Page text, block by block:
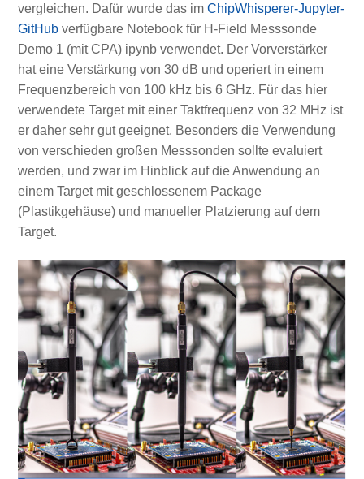
vergleichen. Dafür wurde das im ChipWhisperer-Jupyter-
GitHubverfügbare Notebook für H-Field Messsonde
Demo 1 (mit CPA) ipynb verwendet. Der Vorverstärker
hat eine Verstärkung von 30 dB und operiert in einem
Frequenzbereich von 100 kHz bis 6 GHz. Für das hier
verwendete Target mit einer Taktfrequenz von 32 MHz ist
er daher sehr gut geeignet. Besonders die Verwendung
von verschieden großen Messsonden sollte evaluiert
werden, und zwar im Hinblick auf die Anwendung an
einem Target mit geschlossenem Package
(Plastikgehäuse) und manueller Platzierung auf dem
Target.